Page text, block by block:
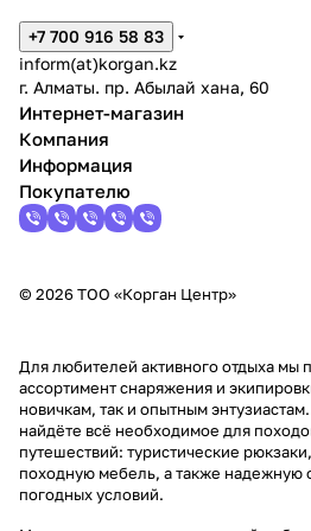
+7 700 916 58 83
inform(at)korgan.kz
г. Алматы. пр. Абылай хана, 60
Интернет-магазин
Компания
Информация
Покупателю
© 2026 ТОО «Корган Центр»
Для любителей активного отдыха мы
ассортимент снаряжения и
новичкам, так и опытным
найдёте всё необходимое для
путешествий: туристические
походную мебель, а также надежную
погодных условий.